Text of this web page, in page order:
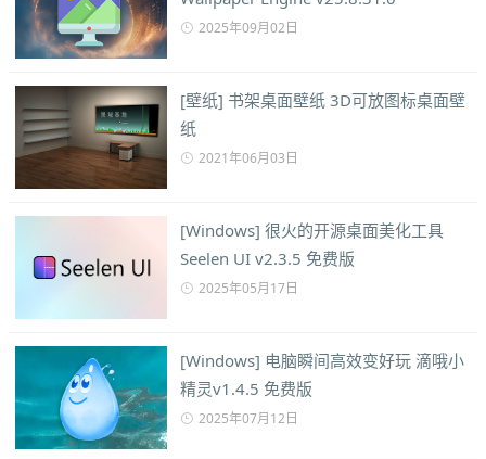
2025年09月02日
[壁纸] 书架桌面壁纸 3D可放图标桌面壁
纸
2021年06月03日
[Windows] 很火的开源桌面美化工具
Seelen UI v2.3.5 免费版
2025年05月17日
[Windows] 电脑瞬间高效变好玩 滴哦小
精灵v1.4.5 免费版
2025年07月12日